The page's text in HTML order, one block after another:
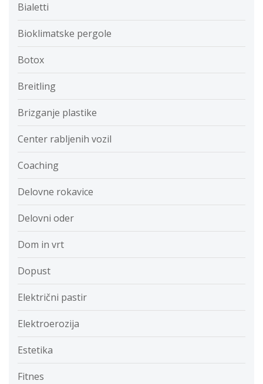
Bialetti
Bioklimatske pergole
Botox
Breitling
Brizganje plastike
Center rabljenih vozil
Coaching
Delovne rokavice
Delovni oder
Dom in vrt
Dopust
Električni pastir
Elektroerozija
Estetika
Fitnes